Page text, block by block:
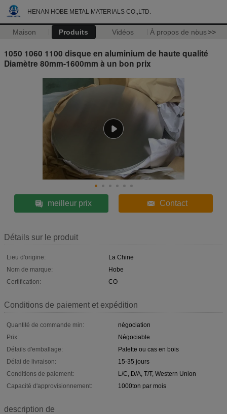
HENAN HOBE METAL MATERIALS CO.,LTD.
Maison Produits Vidéos À propos de nous>>
1050 1060 1100 disque en aluminium de haute qualité
Diamètre 80mm-1600mm à un bon prix
meilleur prix Contact
Détails sur le produit
Lieu d'origine:
La Chine
Nom de marque:
Hobe
Certification:
CO
Conditions de paiement et expédition
Quantité de commande min:
négociation
Prix:
Négociable
Détails d'emballage:
Palette ou cas en bois
Délai de livraison:
15-35 jours
Conditions de paiement:
L/C, D/A, T/T, Western Union
Capacité d'approvisionnement:
1000ton par mois
description de